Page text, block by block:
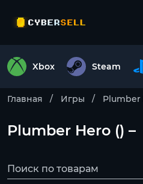
Xbox Steam
Главная Игры Plumber
Plumber Hero () –